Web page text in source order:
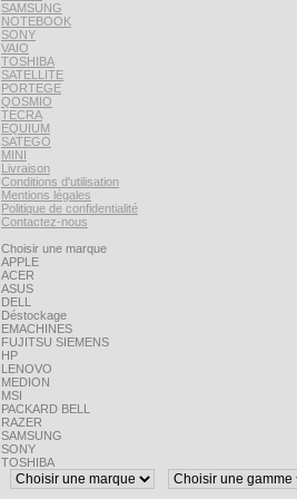
SAMSUNG
NOTEBOOK
SONY
VAIO
TOSHIBA
SATELLITE
PORTEGE
QOSMIO
TECRA
EQUIUM
SATEGO
MINI
Livraison
Conditions d'utilisation
Mentions légales
Politique de confidentialité
Contactez-nous
Choisir une marque
APPLE
ACER
ASUS
DELL
Déstockage
EMACHINES
FUJITSU SIEMENS
HP
LENOVO
MEDION
MSI
PACKARD BELL
RAZER
SAMSUNG
SONY
TOSHIBA